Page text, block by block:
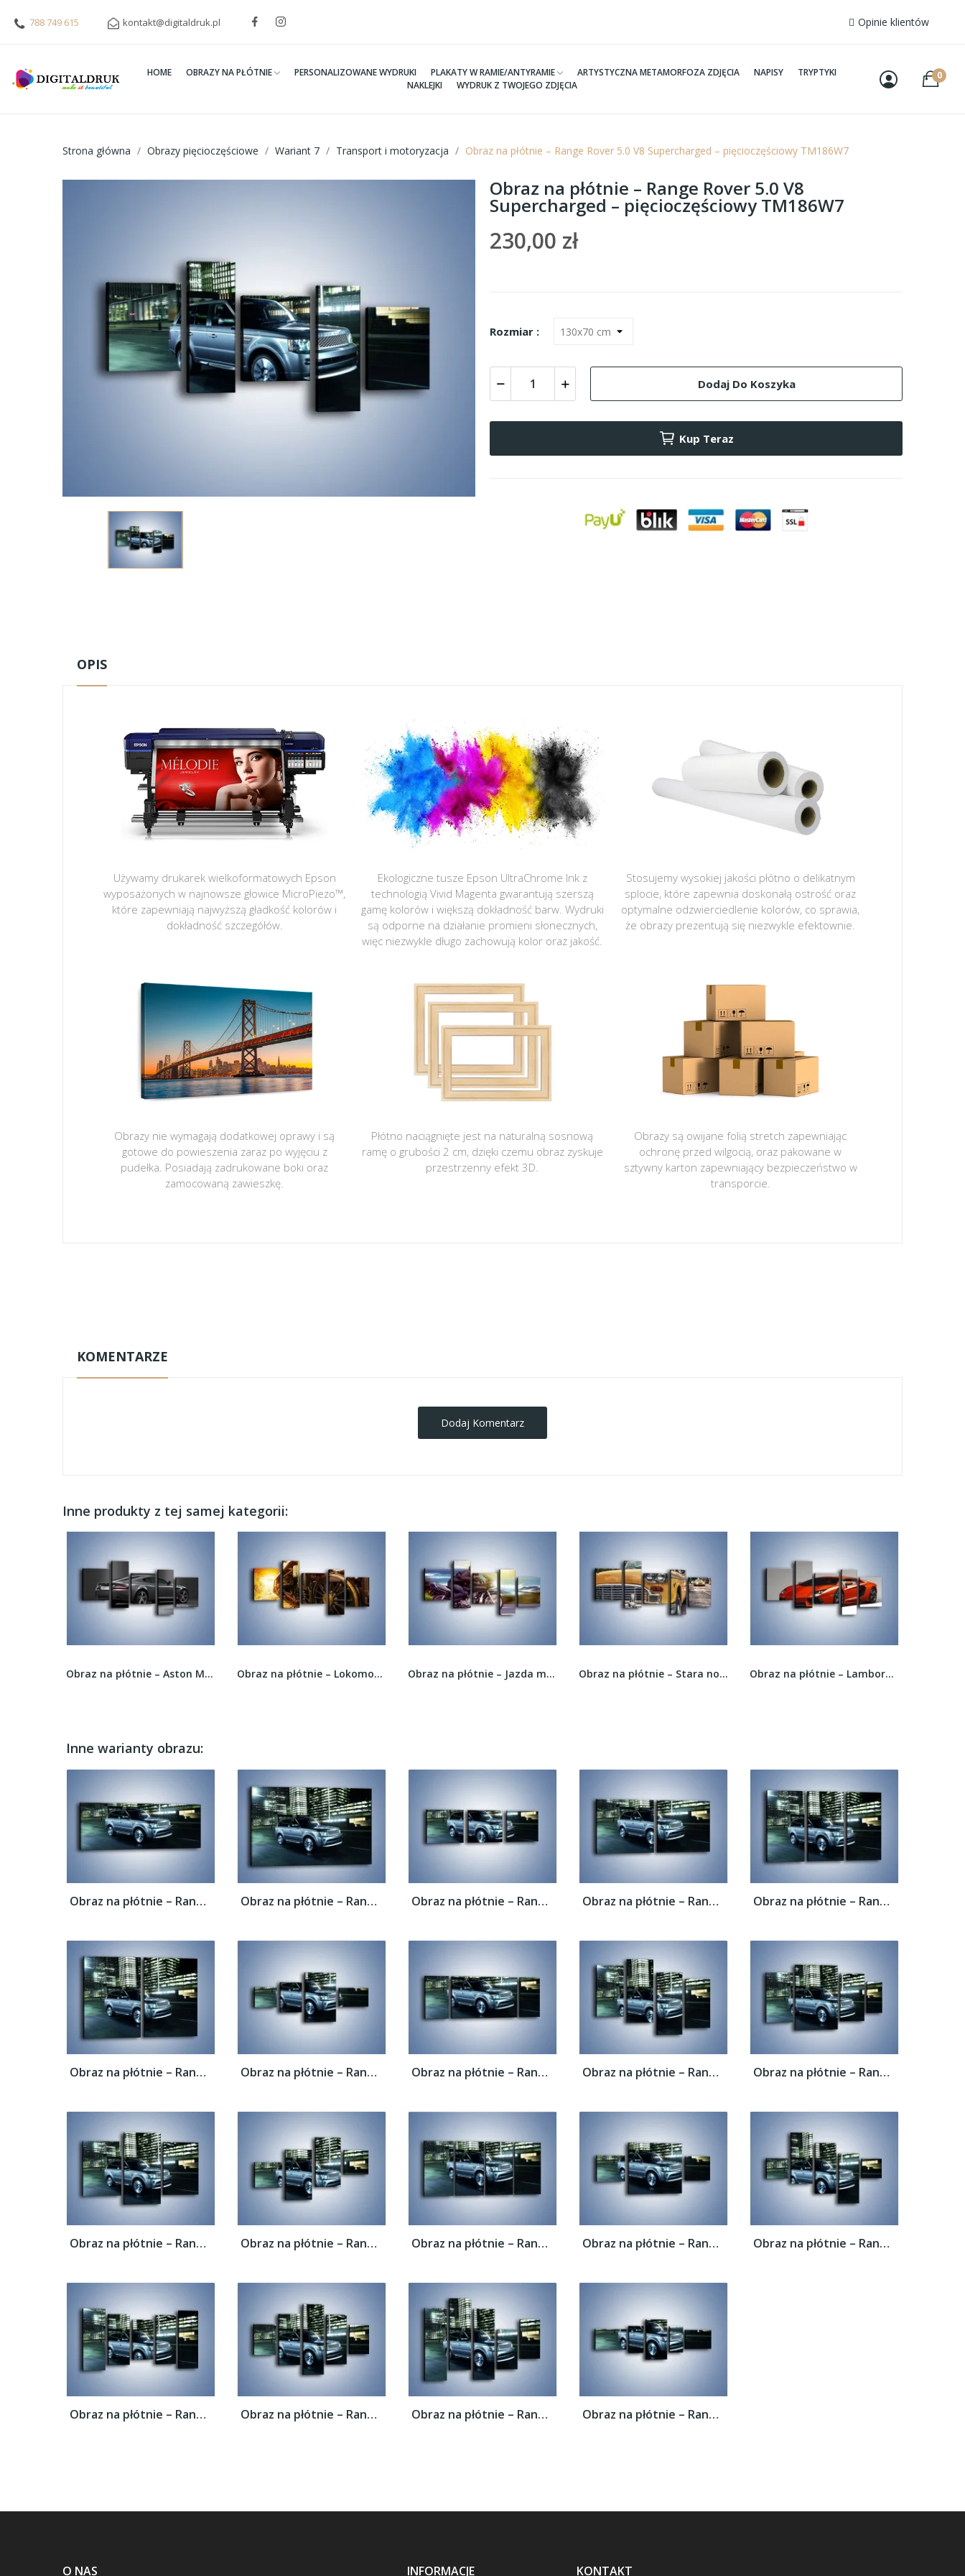
788 749 615 kontakt@digitaldruk.pl Opinie klientów
HOME OBRAZY NA PŁÓTNIE PERSONALIZOWANE WYDRUKI PLAKATY W RAMIE/ANTYRAMIE ARTYSTYCZNA METAMORFOZA ZDJĘCIA NAPISY
TRYPTYKI
NAKLEJKI
WYDRUK Z TWOJEGO ZDJĘCIA
0
Strona główna Obrazy pięcioczęściowe Wariant 7 Transport i motoryzacja Obraz na płótnie – Range Rover 5.0 V8 Supercharged – pięcioczęściowy TM186W7
Obraz na płótnie – Range Rover 5.0 V8
Supercharged – pięcioczęściowy TM186W7
230,00 zł
Rozmiar :
Dodaj Do Koszyka
Kup Teraz
OPIS
Używamy drukarek wielkoformatowych Epson
wyposażonych w najnowsze głowice MicroPiezo™,
które zapewniają najwyższą gładkość kolorów i
dokładność szczegółów.
Ekologiczne tusze Epson UltraChrome Ink z
technologią Vivid Magenta gwarantują szerszą
gamę kolorów i większą dokładność barw. Wydruki
są odporne na działanie promieni słonecznych,
więc niezwykle długo zachowują kolor oraz jakość.
Stosujemy wysokiej jakości płótno o delikatnym
splocie, które zapewnia doskonałą ostrość oraz
optymalne odzwierciedlenie kolorów, co sprawia,
że obrazy prezentują się niezwykle efektownie.
Obrazy nie wymagają dodatkowej oprawy i są
gotowe do powieszenia zaraz po wyjęciu z
pudełka. Posiadają zadrukowane boki oraz
zamocowaną zawieszkę.
Płótno naciągnięte jest na naturalną sosnową
ramę o grubości 2 cm, dzięki czemu obraz zyskuje
przestrzenny efekt 3D.
Obrazy są owijane folią stretch zapewniając
ochronę przed wilgocią, oraz pakowane w
sztywny karton zapewniający bezpieczeństwo w
transporcie.
KOMENTARZE
Dodaj Komentarz
Inne produkty z tej samej kategorii:
Obraz na płótnie – Aston Martin DB9 Coupe –... Obraz na płótnie – Lokomotywa o zachodzie... Obraz na płótnie – Jazda motocyklem o wschodzie... Obraz na płótnie – Stara nowojorska taksówka –... Obraz na płótnie – Lamborghini Aventador –...
Inne warianty obrazu:
Obraz na płótnie – Range Rover 5.0 V8... Obraz na płótnie – Range Rover 5.0 V8... Obraz na płótnie – Range Rover 5.0 V8... Obraz na płótnie – Range Rover 5.0 V8... Obraz na płótnie – Range Rover 5.0 V8...
Obraz na płótnie – Range Rover 5.0 V8... Obraz na płótnie – Range Rover 5.0 V8... Obraz na płótnie – Range Rover 5.0 V8... Obraz na płótnie – Range Rover 5.0 V8... Obraz na płótnie – Range Rover 5.0 V8...
Obraz na płótnie – Range Rover 5.0 V8... Obraz na płótnie – Range Rover 5.0 V8... Obraz na płótnie – Range Rover 5.0 V8... Obraz na płótnie – Range Rover 5.0 V8... Obraz na płótnie – Range Rover 5.0 V8...
Obraz na płótnie – Range Rover 5.0 V8... Obraz na płótnie – Range Rover 5.0 V8... Obraz na płótnie – Range Rover 5.0 V8... Obraz na płótnie – Range Rover 5.0 V8...
O NAS INFORMACJE KONTAKT